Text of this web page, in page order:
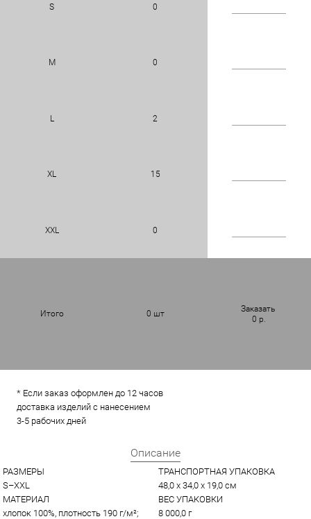
S 0
M 0
L 2
XL 15
XXL 0
Итого 0 шт
Заказать
0 р.
* Если заказ оформлен до 12 часов
доставка изделий с нанесением
3-5 рабочих дней
Описание
РАЗМЕРЫ
S–XXL
МАТЕРИАЛ
хлопок 100%, плотность 190 г/м²;
ТРАНСПОРТНАЯ УПАКОВКА
48,0 x 34,0 x 19,0 см
ВЕС УПАКОВКИ
8 000,0 г